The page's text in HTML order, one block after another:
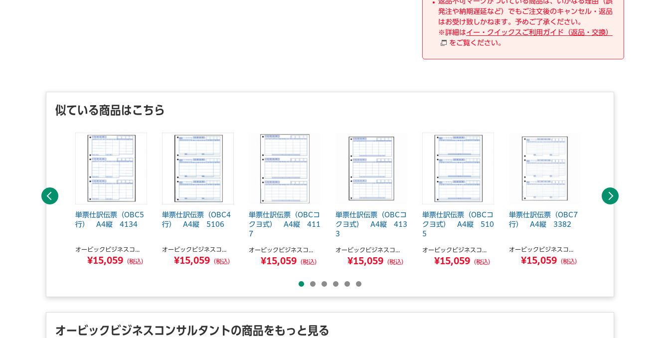
返品不可マークがついている商品は、いかなる理由（誤
発注や納期遅延など）でもご注文後のキャンセル・返品
はお受け致しかねます。予めご了承ください。
※詳細はイー・クイックスご利用ガイド（返品・交換）
をご覧ください。
似ている商品はこちら
単票仕訳伝票（OBC5
行） A4縦 4134
オービックビジネスコ...
¥15,059 （税込）
単票仕訳伝票（OBC4
行） A4縦 5106
オービックビジネスコ...
¥15,059 （税込）
単票仕訳伝票（OBCコ
クヨ式） A4縦 411
7
オービックビジネスコ...
¥15,059 （税込）
単票仕訳伝票（OBCコ
クヨ式） A4縦 413
3
オービックビジネスコ...
¥15,059 （税込）
単票仕訳伝票（OBCコ
クヨ式） A4縦 510
5
オービックビジネスコ...
¥15,059 （税込）
単票仕訳伝票（OBC7
行） A4縦 3382
オービックビジネスコ...
¥15,059 （税込）
前へ 次へ
オービックビジネスコンサルタントの商品をもっと見る